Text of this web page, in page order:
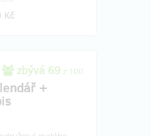
Kč
zbývá 69 z 100
+